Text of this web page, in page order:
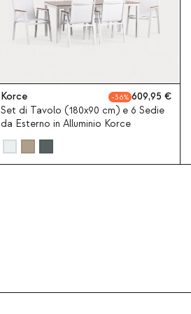
Korce 36
609,95
Set di Tavolo (180x90 cm) e 6 Sedie
da Esterno in Alluminio Korce